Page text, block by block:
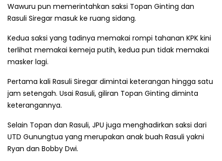
Wawuru pun memerintahkan saksi Topan Ginting dan
Rasuli Siregar masuk ke ruang sidang.
Kedua saksi yang tadinya memakai rompi tahanan KPK kini
terlihat memakai kemeja putih, kedua pun tidak memakai
masker lagi.
Pertama kali Rasuli Siregar dimintai keterangan hingga satu
jam setengah. Usai Rasuli, giliran Topan Ginting diminta
keterangannya.
Selain Topan dan Rasuli, JPU juga menghadirkan saksi dari
UTD Gunungtua yang merupakan anak buah Rasuli yakni
Ryan dan Bobby Dwi.